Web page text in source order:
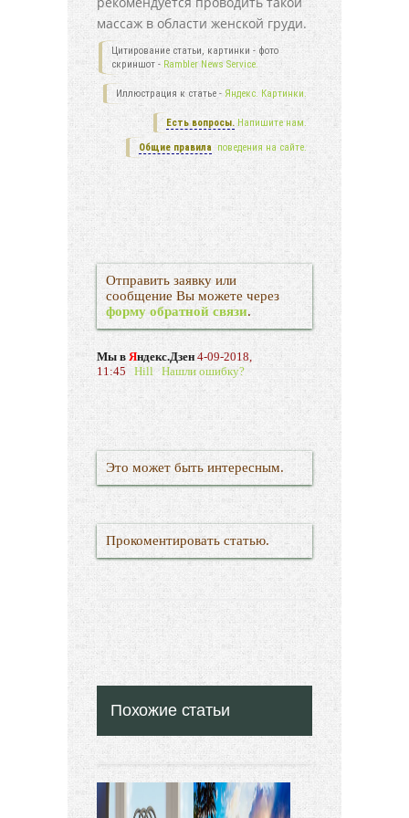
массаж в области женской груди.
Цитирование статьи, картинки - фото
скриншот - Rambler News Service.
Иллюстрация к статье - Яндекс. Картинки.
Есть вопросы. Напишите нам.
Общие правила поведения на сайте.
Отправить заявку или
сообщение Вы можете через
форму обратной связи.
Мы вЯндекс.Дзен4-09-2018,
11:45 Hill Нашли ошибку?
Это может быть интересным.
Прокоментировать статью.
Похожие статьи